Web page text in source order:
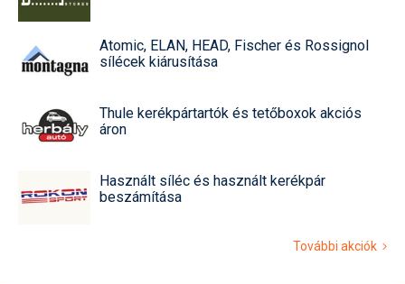
Atomic, ELAN, HEAD, Fischer és Rossignol
sílécek kiárusítása
Thule kerékpártartók és tetőboxok akciós
áron
Használt síléc és használt kerékpár
beszámítása
További akciók